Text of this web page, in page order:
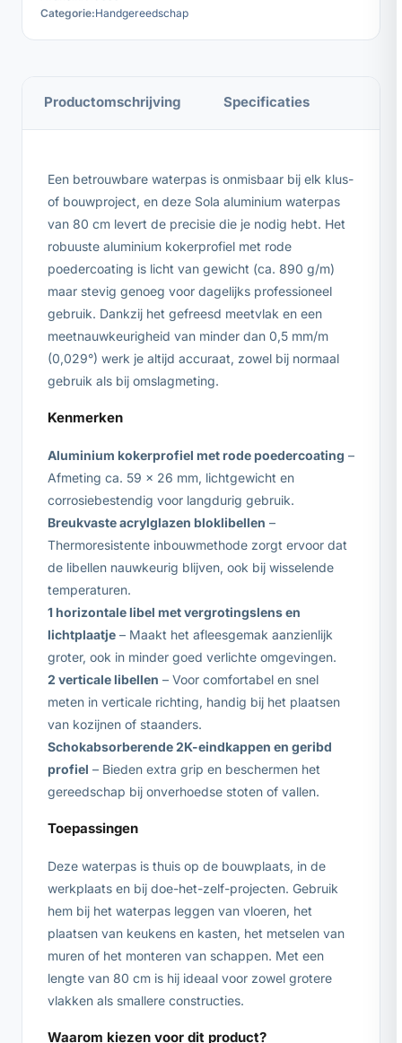
Categorie:Handgereedschap
Productomschrijving Specificaties
Een betrouwbare waterpas is onmisbaar bij elk klus-
of bouwproject, en deze Sola aluminium waterpas
van 80 cm levert de precisie die je nodig hebt. Het
robuuste aluminium kokerprofiel met rode
poedercoating is licht van gewicht (ca. 890 g/m)
maar stevig genoeg voor dagelijks professioneel
gebruik. Dankzij het gefreesd meetvlak en een
meetnauwkeurigheid van minder dan 0,5 mm/m
(0,029°) werk je altijd accuraat, zowel bij normaal
gebruik als bij omslagmeting.
Kenmerken
Aluminium kokerprofiel met rode poedercoating –
Afmeting ca. 59 x 26 mm, lichtgewicht en
corrosiebestendig voor langdurig gebruik.
Breukvaste acrylglazen bloklibellen –
Thermoresistente inbouwmethode zorgt ervoor dat
de libellen nauwkeurig blijven, ook bij wisselende
temperaturen.
1 horizontale libel met vergrotingslens en
lichtplaatje – Maakt het afleesgemak aanzienlijk
groter, ook in minder goed verlichte omgevingen.
2 verticale libellen – Voor comfortabel en snel
meten in verticale richting, handig bij het plaatsen
van kozijnen of staanders.
Schokabsorberende 2K-eindkappen en geribd
profiel – Bieden extra grip en beschermen het
gereedschap bij onverhoedse stoten of vallen.
Toepassingen
Deze waterpas is thuis op de bouwplaats, in de
werkplaats en bij doe-het-zelf-projecten. Gebruik
hem bij het waterpas leggen van vloeren, het
plaatsen van keukens en kasten, het metselen van
muren of het monteren van schappen. Met een
lengte van 80 cm is hij ideaal voor zowel grotere
vlakken als smallere constructies.
Waarom kiezen voor dit product?